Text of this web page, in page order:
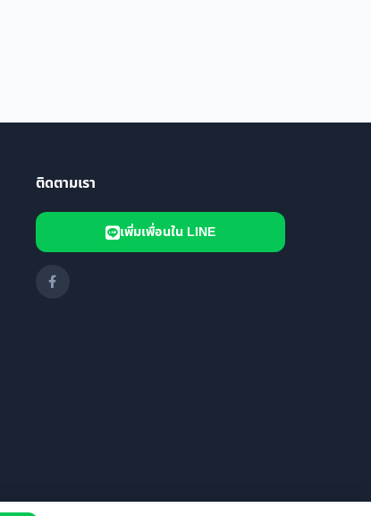
ติดตามเรา
เพิ่มเพื่อนใน LINE